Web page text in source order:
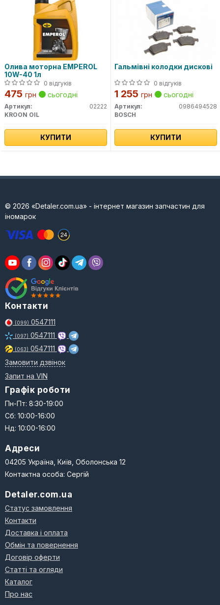
Олива моторна EMPEROL
10W-40 1л
0 відгуків
475 грн сьогодні
Артикул:
02222
KROON OIL
КУПИТИ
Гальмівні колодки дискові
0 відгуків
1 255 грн сьогодні
Артикул:
0986494528
BOSCH
КУПИТИ
© 2026 «Detaler.com.ua» - інтернет магазин запчастин для
іномарок
Контакти
(099) 0547111
(097) 0547111
(063) 0547111
Замовити дзвінок
Запит на VIN
Графік роботи
Пн-Пт: 8:30-19:00
Сб: 10:00-16:00
Нд: 10:00-16:00
Адреси
04205 Україна, Київ, Оболонська 12
Контактна особа: Сергій
Detaler.com.ua
Статус замовлення
Контакти
Доставка і оплата
Обмін та повернення
Договір оферти
Статті та огляди
Каталог
Про нас